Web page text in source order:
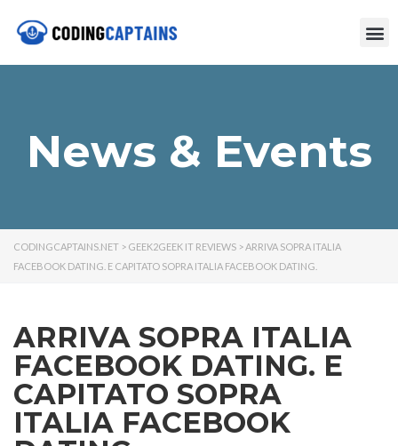
News & Events
CODINGCAPTAINS.NET > GEEK2GEEK IT REVIEWS >ARRIVA SOPRA ITALIA
FACEBOOK DATING. E CAPITATO SOPRA ITALIA FACEBOOK DATING.
ARRIVA SOPRA ITALIA
FACEBOOK DATING. E
CAPITATO SOPRA
ITALIA FACEBOOK